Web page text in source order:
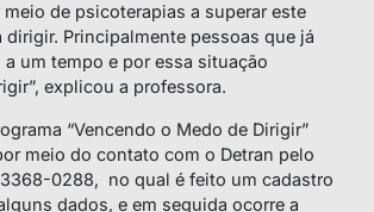
de psicoterapias a superar este
dirigir. Principalmente pessoas que já
um tempo e por essa situação
explicou a professora.
“Vencendo o Medo de Dirigir”
meio do contato com o Detran pelo
0288, no qual é feito um cadastro
dados, e em seguida ocorre a